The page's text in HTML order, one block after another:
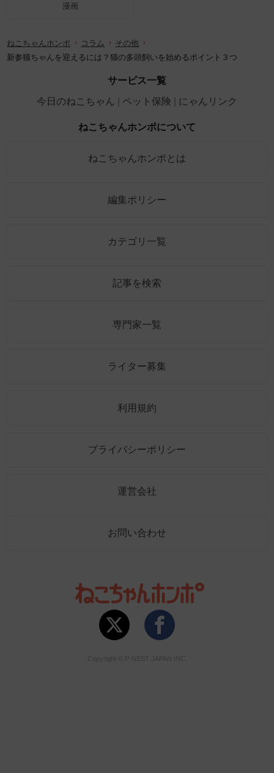
漫画
ねこちゃんホンポ コラム
その他
新参猫ちゃんを迎えるには？猫の多頭飼いを始めるポイント３つ
サービス一覧
今日のねこちゃん
ペット保険 にゃんリンク
ねこちゃんホンポについて
ねこちゃんホンポとは
編集ポリシー
カテゴリ一覧
記事を検索
専門家一覧
ライター募集
利用規約
プライバシーポリシー
運営会社
お問い合わせ
Copyright © P-NEST JAPAN INC.